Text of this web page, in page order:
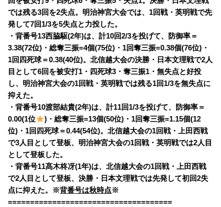
では残る3回を2失点。明治神宮大会では、1回戦・英明戦で先
発して7回1/3を5失点と力投した。
・背番号13西脇駆(2年)は、計10回2/3を投げて、防御率＝
3.38(72位)・総奪三振=4個(75位)・1回奪三振=0.38個(76位)・
1回四死球＝0.38(40位)。北信越大会の決勝・日本文理戦で2人
目として6回を被安打1・四死球3・奪三振1・無失点と好投
し、明治神宮大会の1回戦・英明戦では残る1回1/3を無失点に
抑えた。
・背番号10渡部結貴(2年)は、計11回1/3を投げて、防御率＝
0.00(1位
)・総奪三振=13個(50位)・1回奪三振=1.15個(12
位)・1回四死球＝0.44(54位)。北信越大会の1回戦・上田西戦
で3人目として登板、明治神宮大会の1回戦・英明戦では2人目
として登板した。
・背番号11髙木柊冴(1年)は、北信越大会の1回戦・上田西戦
で2人目として登板、決勝・日本文理戦では先発して初回2失
点に抑えた。※背番号は秋時点※
=====================================